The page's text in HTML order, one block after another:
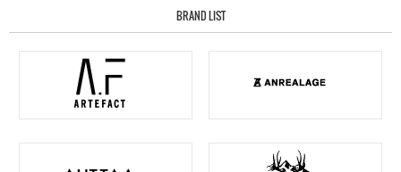
BRAND LIST